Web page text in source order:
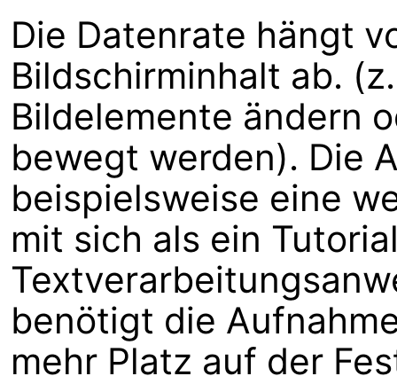
Die Datenrate hängt
Bildschirminhalt ab.
Bildelemente ändern
bewegt werden). Die
beispielsweise eine
mit sich als ein
benötigt die
mehr Platz auf der